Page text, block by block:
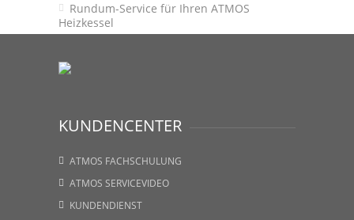
Rundum-Service für Ihren ATMOS
Heizkessel
KUNDENCENTER
ATMOS FACHSCHULUNG
ATMOS SERVICEVIDEO
KUNDENDIENST